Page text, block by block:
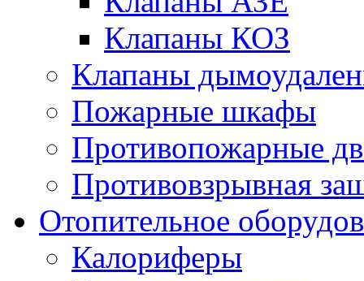
Клапаны КОЗ
Клапаны
Пожарные шкафы
Противопожарные
Противовзрывная
Отопительное
Калориферы